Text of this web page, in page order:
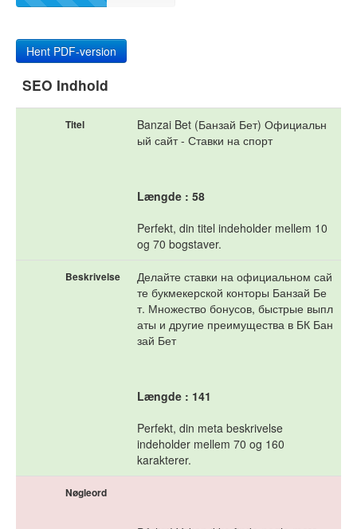
Mobil
Optimering
Hent PDF-version
SEO Indhold
Titel
Banzai Bet (Банзай Бет) Официальн
ый сайт - Ставки на спорт
Længde : 58
Perfekt, din titel indeholder mellem 10
og 70 bogstaver.
Beskrivelse
Делайте ставки на официальном сай
те букмекерской конторы Банзай Бе
т. Множество бонусов, быстрые выпл
аты и другие преимущества в БК Бан
зай Бет
Længde : 141
Perfekt, din meta beskrivelse
indeholder mellem 70 og 160
karakterer.
Nøgleord